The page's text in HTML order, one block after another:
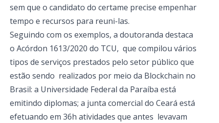
sem que o candidato do certame precise empenhar
tempo e recursos para reuni-las.
Seguindo com os exemplos, a doutoranda destaca
o Acórdon 1613/2020 do TCU, que compilou vários
tipos de serviços prestados pelo setor público que
estão sendo realizados por meio da Blockchain no
Brasil: a Universidade Federal da Paraíba está
emitindo diplomas; a junta comercial do Ceará está
efetuando em 36h atividades que antes levavam